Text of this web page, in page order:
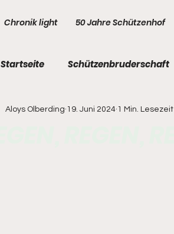
Chronik light 50 Jahre Schützenhof
Startseite Schützenbruderschaft
4. Kompanie 5. Kompanie
Aloys Olberding 19. Juni 2024 1 Min. Lesezeit